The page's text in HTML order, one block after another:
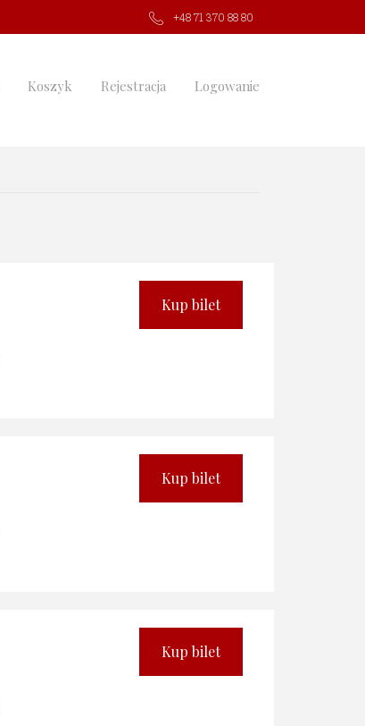
+48 71 370 88 80
Koszyk Rejestracja Logowanie
Kup bilet
Kup bilet
Kup bilet